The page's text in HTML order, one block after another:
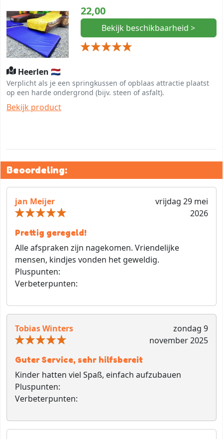
22,00
Bekijk beschikbaarheid >
Heerlen 🇳🇱
Verplicht als je een springkussen of opblaas attractie plaatst
op een harde ondergrond (bijv. steen of asfalt).
Bekijk product
Beoordeling:
jan Meijer
vrijdag 29 mei
2026
Prettig geregeld!
Alle afspraken zijn nagekomen. Vriendelijke
mensen, kindjes vonden het geweldig.
Pluspunten:
Verbeterpunten:
Tobias Winters
zondag 9
november 2025
Guter Service, sehr hilfsbereit
Kinder hatten viel Spaß, einfach aufzubauen
Pluspunten:
Verbeterpunten: